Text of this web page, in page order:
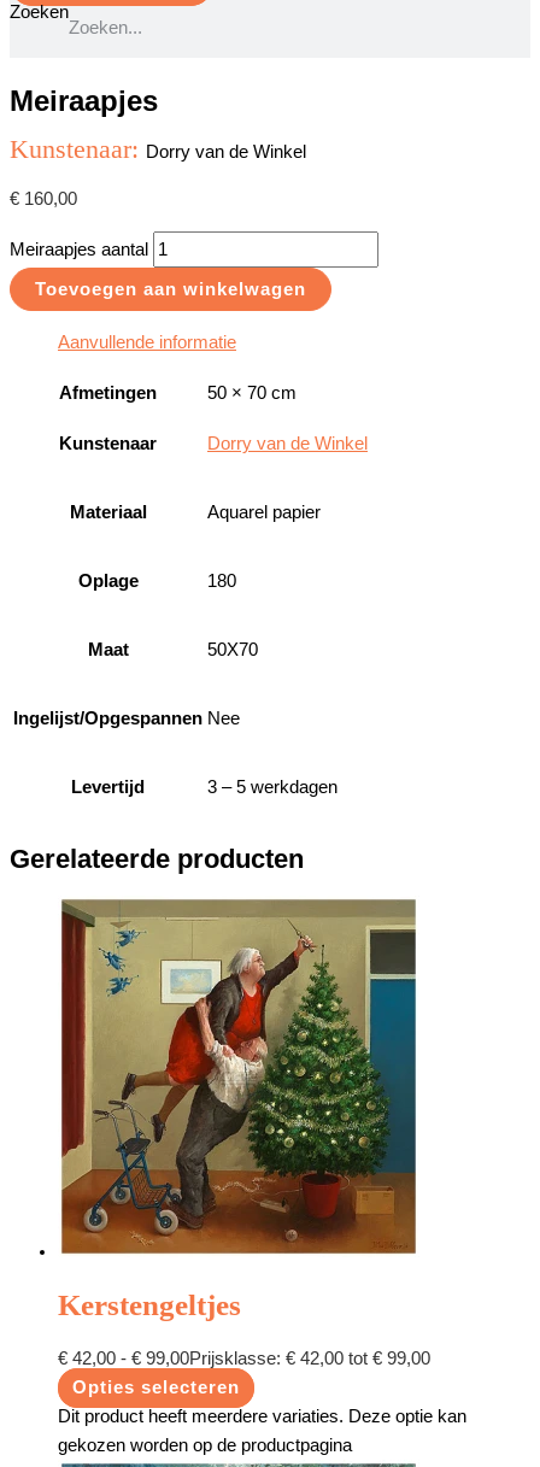
Zoeken
Meiraapjes
Kunstenaar: Dorry van de Winkel
€ 160,00
Meiraapjes aantal
Toevoegen aan winkelwagen
Aanvullende informatie
Afmetingen 50 × 70 cm
Kunstenaar Dorry van de Winkel
Materiaal Aquarel papier
Oplage 180
Maat 50X70
Ingelijst/Opgespannen Nee
Levertijd 3 – 5 werkdagen
Gerelateerde producten
Kerstengeltjes
€ 42,00 - € 99,00Prijsklasse: € 42,00 tot € 99,00
Opties selecteren
Dit product heeft meerdere variaties. Deze optie kan
gekozen worden op de productpagina